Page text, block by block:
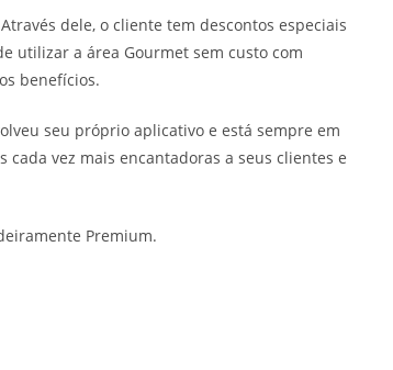
dele, o cliente tem descontos especiais
utilizar a área Gourmet sem custo com
benefícios.
seu próprio aplicativo e está sempre em
vez mais encantadoras a seus clientes e
Premium.